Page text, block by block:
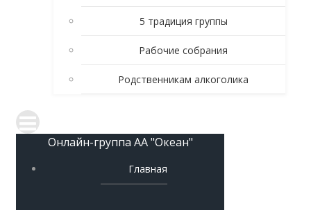
5 традиция группы
Рабочие собрания
Родственникам алкоголика
Онлайн-группа АА "Океан"
Главная